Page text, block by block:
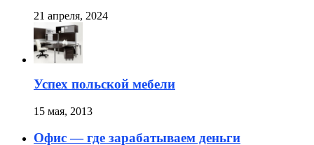
21 апреля, 2024
Успех польской мебели
15 мая, 2013
Офис — где зарабатываем деньги